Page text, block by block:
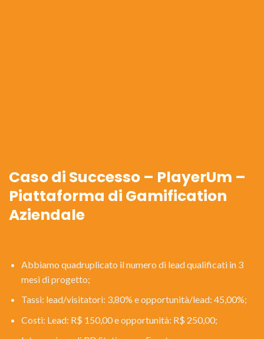
Caso di Successo – PlayerUm –
Piattaforma di Gamification
Aziendale
Abbiamo quadruplicato il numero di lead qualificati in 3
mesi di progetto;
Tassi: lead/visitatori: 3,80% e opportunità/lead: 45,00%;
Costi: Lead: R$ 150,00 e opportunità: R$ 250,00;